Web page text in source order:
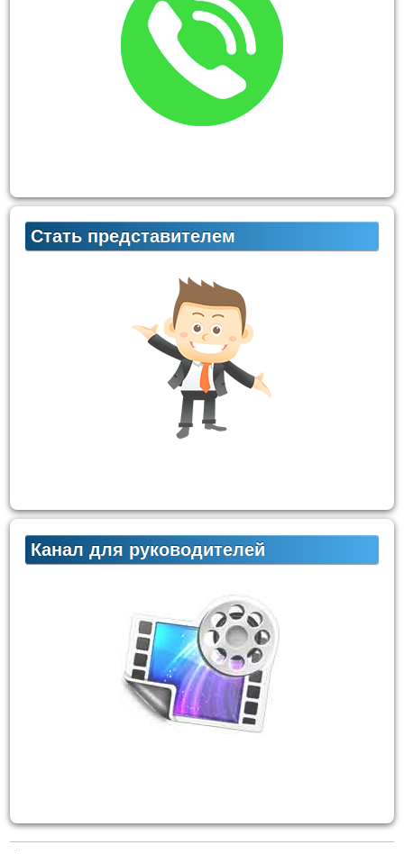
Стать представителем
Канал для руководителей